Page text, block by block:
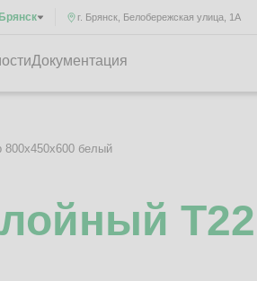
г. Брянск, Белобережская улица, 1А
Брянск
Документация
800x450x600 белый